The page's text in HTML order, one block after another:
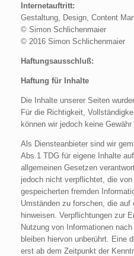
Internetauftritt:
Gestaltung, Design, Content
© Simon Schlichenmaier
© 2016 Simon Schlichenmaier
Haftungsausschluß:
Haftung für Inhalte
Die Inhalte unserer Seiten
Für die Richtigkeit,
können wir jedoch keine Gewähr
Als Diensteanbieter sind wir
Abs.1 TDG für eigene Inhalte
allgemeinen Gesetzen
jedoch nicht verpflichtet, die
gespeicherten fremden
Umständen zu forschen, die
hinweisen. Verpflichtungen zur
Nutzung von Informationen
bleiben hiervon unberührt. Eine
erst ab dem Zeitpunkt der